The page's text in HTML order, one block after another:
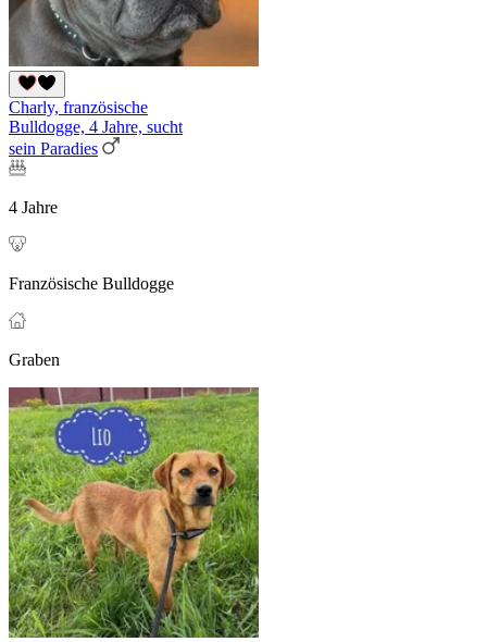
Charly, französische
Bulldogge, 4 Jahre, sucht
sein Paradies
4 Jahre
Französische Bulldogge
Graben